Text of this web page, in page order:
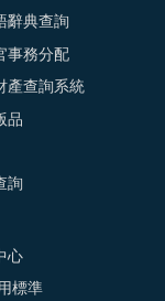
辭典查詢
事務分配
產查詢系統
品
詢
心
標準